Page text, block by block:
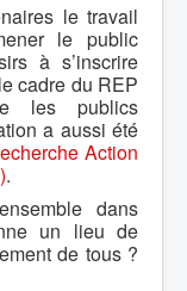
le travail
le public
à s’inscrire
cadre du REP
les publics
a aussi été
Action
.
dans
un lieu de
de tous ?